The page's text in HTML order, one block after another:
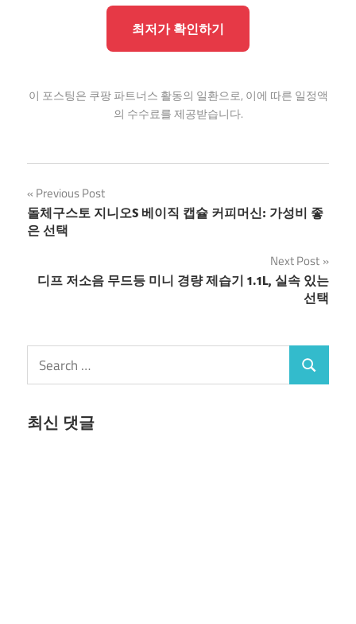
최저가 확인하기
이 포스팅은 쿠팡 파트너스 활동의 일환으로, 이에 따른 일정액
의 수수료를 제공받습니다.
글
탐
Previous Post
돌체구스토 지니오S 베이직 캡슐 커피머신: 가성비 좋
은 선택
Next Post
디프 저소음 무드등 미니 경량 제습기 1.1L, 실속 있는
선택
Search
for:
Search
최신 댓글